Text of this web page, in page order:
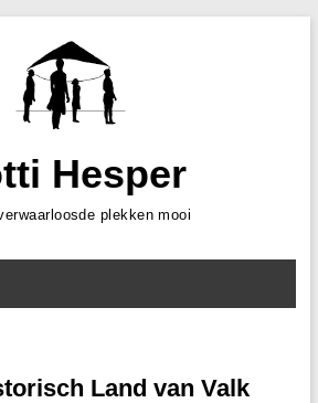
Hesper
plekken mooi
Land van Valk